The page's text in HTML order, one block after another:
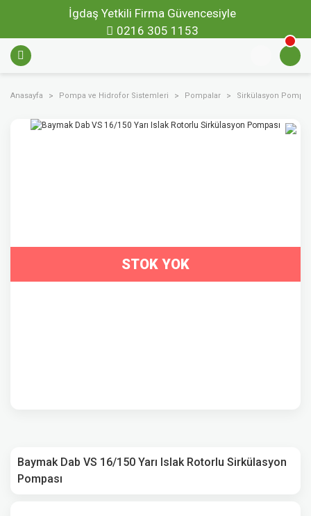
İgdaş Yetkili Firma Güvencesiyle
0216 305 1153
Anasayfa Pompa ve Hidrofor Sistemleri Pompalar Sirkülasyon
STOK YOK
Baymak Dab VS 16/150 Yarı Islak Rotorlu Sirkülasyon
Pompası